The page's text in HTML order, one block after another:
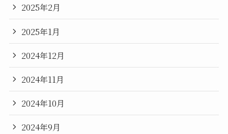
2025年2月
2025年1月
2024年12月
2024年11月
2024年10月
2024年9月